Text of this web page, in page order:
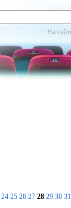
На
24 25 26 27 28 29 30 31